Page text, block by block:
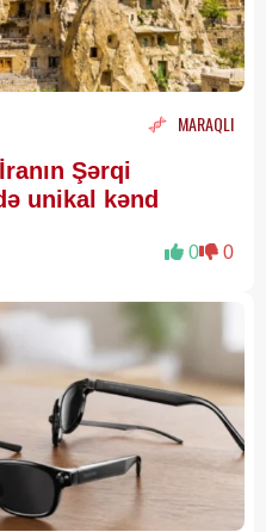
MARAQLI
İranın Şərqi
unikal kənd
0 0